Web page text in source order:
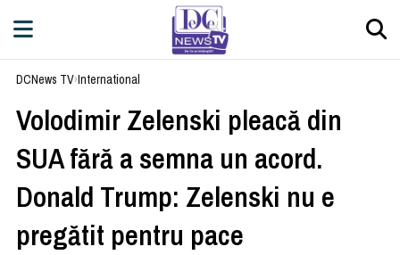
DCNews TV›International
Volodimir Zelenski pleacă din
SUA fără a semna un acord.
Donald Trump: Zelenski nu e
pregătit pentru pace